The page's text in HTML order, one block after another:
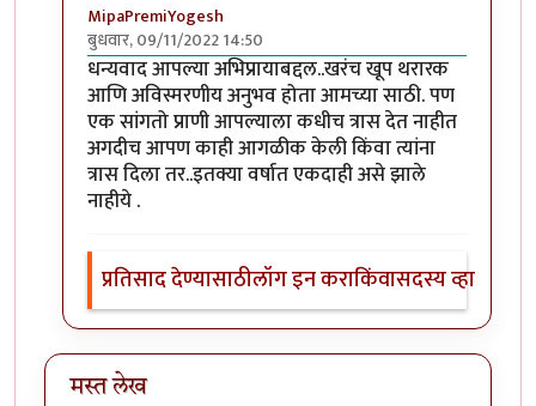
MipaPremiYogesh
बुधवार, 09/11/2022 14:50
In reply toअत्यंत थरारक अनुभवbyश्वेता२४
धन्यवाद आपल्या अभिप्रायाबद्दल..खरंच खूप थरारक
आणि अविस्मरणीय अनुभव होता आमच्या साठी. पण
एक सांगतो प्राणी आपल्याला कधीच त्रास देत नाहीत
अगदीच आपण काही आगळीक केली किंवा त्यांना
त्रास दिला तर..इतक्या वर्षात एकदाही असे झाले
नाहीये .
प्रतिसाद देण्यासाठीलॉग इन कराकिंवासदस्य व्हा
मस्त लेख